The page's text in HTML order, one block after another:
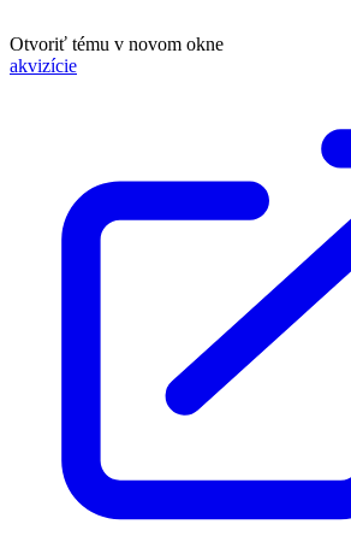
Otvoriť tému v novom okne
akvizície